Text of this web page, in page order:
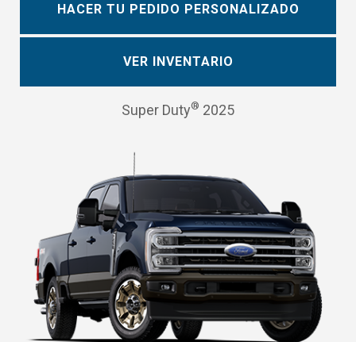
HACER TU PEDIDO PERSONALIZADO
VER INVENTARIO
Super Duty® 2025